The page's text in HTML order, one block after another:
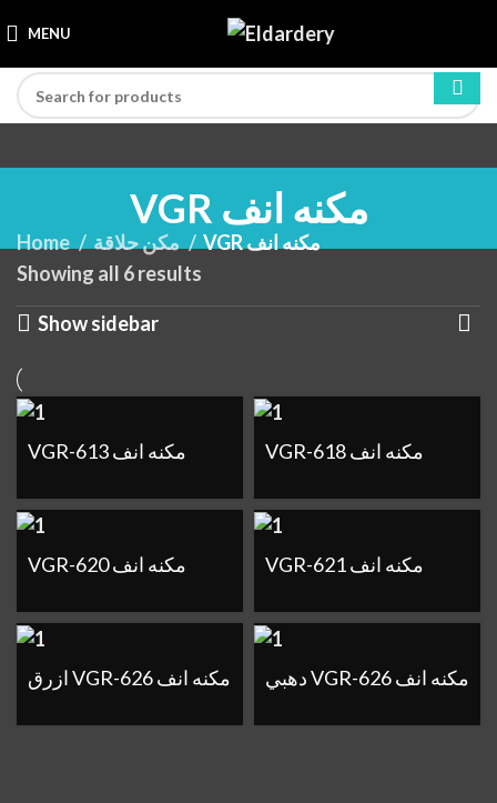
MENU
VGR مكنه انف
Home
VGR مكنه انف
Showing all 6 results
Show sidebar
VGR-613 مكنه انف VGR-618 مكنه انف
VGR-620 مكنه انف VGR-621 مكنه انف
ازرق VGR-626 مكنه انف دهبي VGR-626 مكنه انف